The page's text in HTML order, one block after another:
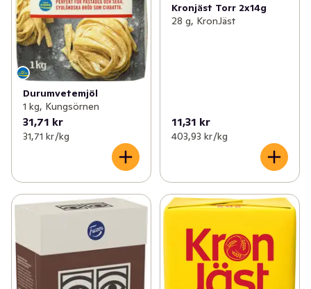
Durumvetemjöl
1 kg, Kungsörnen
31,71 kr
31,71 kr /kg
Kronjäst Torr 2x14g
28 g, KronJäst
11,31 kr
403,93 kr /kg